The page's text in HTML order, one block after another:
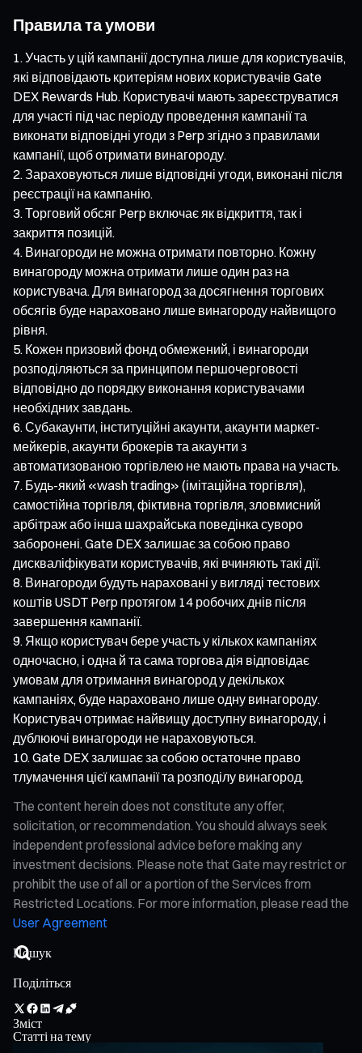
Правила та умови
Участь у цій кампанії доступна лише для користувачів,
які відповідають критеріям нових користувачів Gate
DEX Rewards Hub. Користувачі мають зареєструватися
для участі під час періоду проведення кампанії та
виконати відповідні угоди з Perp згідно з правилами
кампанії, щоб отримати винагороду.
Зараховуються лише відповідні угоди, виконані після
реєстрації на кампанію.
Торговий обсяг Perp включає як відкриття, так і
закриття позицій.
Винагороди не можна отримати повторно. Кожну
винагороду можна отримати лише один раз на
користувача. Для винагород за досягнення торгових
обсягів буде нараховано лише винагороду найвищого
рівня.
Кожен призовий фонд обмежений, і винагороди
розподіляються за принципом першочерговості
відповідно до порядку виконання користувачами
необхідних завдань.
Субакаунти, інституційні акаунти, акаунти маркет-
мейкерів, акаунти брокерів та акаунти з
автоматизованою торгівлею не мають права на участь.
Будь-який «wash trading» (імітаційна торгівля),
самостійна торгівля, фіктивна торгівля, зловмисний
арбітраж або інша шахрайська поведінка суворо
заборонені. Gate DEX залишає за собою право
дискваліфікувати користувачів, які вчиняють такі дії.
Винагороди будуть нараховані у вигляді тестових
коштів USDT Perp протягом 14 робочих днів після
завершення кампанії.
Якщо користувач бере участь у кількох кампаніях
одночасно, і одна й та сама торгова дія відповідає
умовам для отримання винагород у декількох
кампаніях, буде нараховано лише одну винагороду.
Користувач отримає найвищу доступну винагороду, і
дублюючі винагороди не нараховуються.
Gate DEX залишає за собою остаточне право
тлумачення цієї кампанії та розподілу винагород.
The content herein does not constitute any offer,
solicitation, or recommendation. You should always seek
independent professional advice before making any
investment decisions. Please note that Gate may restrict or
prohibit the use of all or a portion of the Services from
Restricted Locations. For more information, please read the
User Agreement
Поділіться
Зміст
Статті на тему